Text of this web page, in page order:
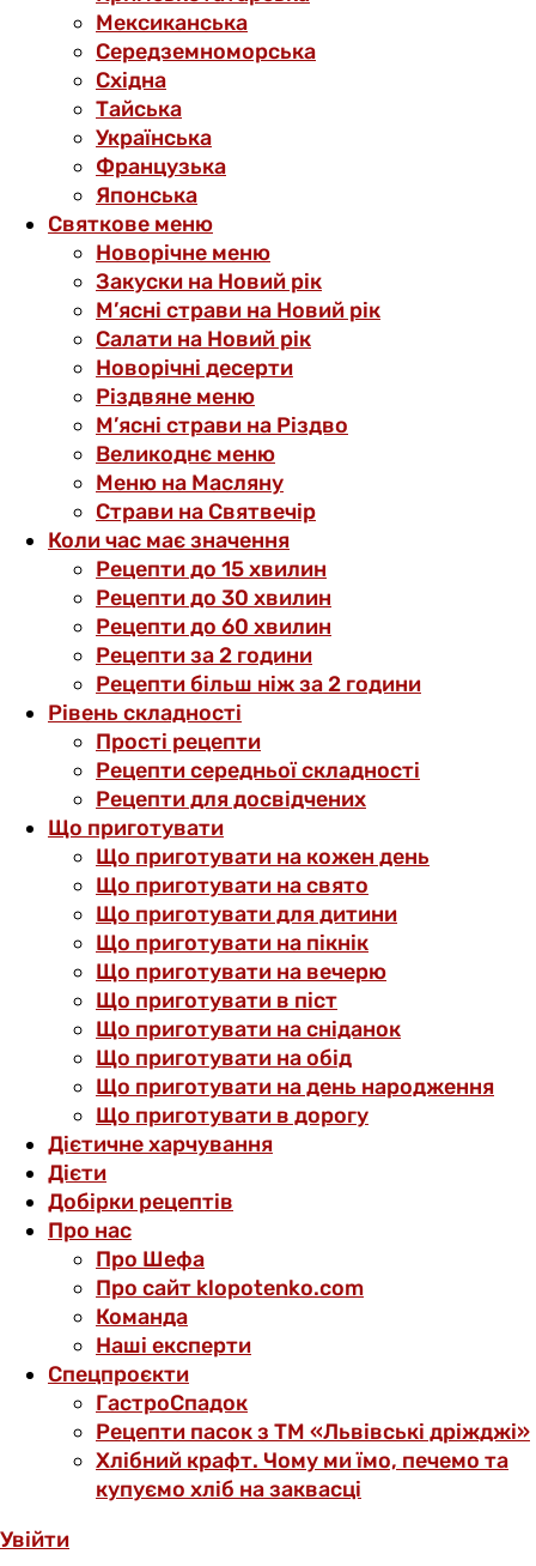
Мексиканська
Середземноморська
Східна
Тайська
Українська
Французька
Японська
Святкове меню
Новорічне меню
Закуски на Новий рік
М’ясні страви на Новий рік
Салати на Новий рік
Новорічні десерти
Різдвяне меню
М’ясні страви на Різдво
Великоднє меню
Меню на Масляну
Страви на Святвечір
Коли час має значення
Рецепти до 15 хвилин
Рецепти до 30 хвилин
Рецепти до 60 хвилин
Рецепти за 2 години
Рецепти більш ніж за 2 години
Рівень складності
Прості рецепти
Рецепти середньої складності
Рецепти для досвідчених
Що приготувати
Що приготувати на кожен день
Що приготувати на свято
Що приготувати для дитини
Що приготувати на пікнік
Що приготувати на вечерю
Що приготувати в піст
Що приготувати на сніданок
Що приготувати на обід
Що приготувати на день народження
Що приготувати в дорогу
Дієтичне харчування
Дієти
Добірки рецептів
Про нас
Про Шефа
Про сайт klopotenko.com
Команда
Наші експерти
Спецпроєкти
ГастроСпадок
Рецепти пасок з ТМ «Львівські дріжджі»
Хлібний крафт. Чому ми їмо, печемо та
купуємо хліб на заквасці
Увійти